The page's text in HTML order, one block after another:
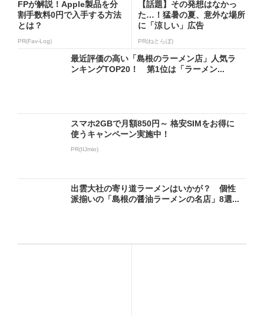
FPが解説！Apple製品を分
割手数料0円で入手する方法
とは？
PR(Fav-Log)
【話題】その発想はなかっ
た…！猛暑の夏、意外な場所
に「涼しい」広告
PR(ねとらぼ)
最近評価の高い「島根のラーメン店」人気ラ
ンキングTOP20！ 第1位は「ラーメン...
スマホ2GBで月額850円～ 格安SIMをお得に
使うキャンペーン実施中！
PR(IIJmio)
出雲大社の寄り道ラーメンはいかが？ 個性
派揃いの「島根の醤油ラーメンの名店」8選...